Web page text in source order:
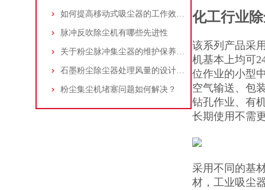
如何提高移动式吸尘器的工作效率？
脉冲反吹除尘机有哪些先进性
关于粉尘脉冲集尘器的维护保养问题
石墨粉尘除尘器处理风量的设计，你了解多少
粉尘集尘机堵塞问题如何解决？
化工行业
该系列产品采
机基本上均可
位作业的小型
空气输送、包
钻孔作业、有
长期使用不需
采用不同的基
材，工业吸尘